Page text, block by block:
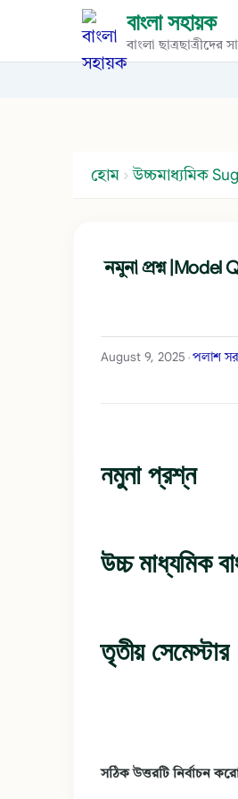
বাংলা সহায়ক
বাংলা ছাত্রছাত্রীদের
হোম › উচ্চমাধ্যমিক
নমুনা প্রশ্ন |Model
August 9, 2025 • পলাশ
নমুনা প্রশ্ন
উচ্চ মাধ্যমিক
তৃতীয় সেমেস্টার
সঠিক উত্তরটি নির্বাচন